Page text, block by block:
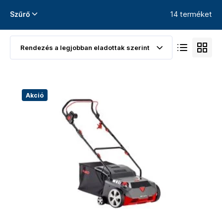
Szűrő 14 terméket
Akció